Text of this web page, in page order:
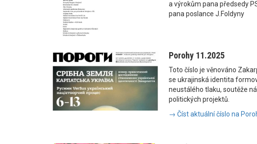
a výrokům pana předsedy
pana poslance J.Foldyny
Porohy 11.2025
Toto číslo je věnováno
se ukrajinská identita
neustálého tlaku, soutěže
politických projektů.
→ Číst aktuální číslo na